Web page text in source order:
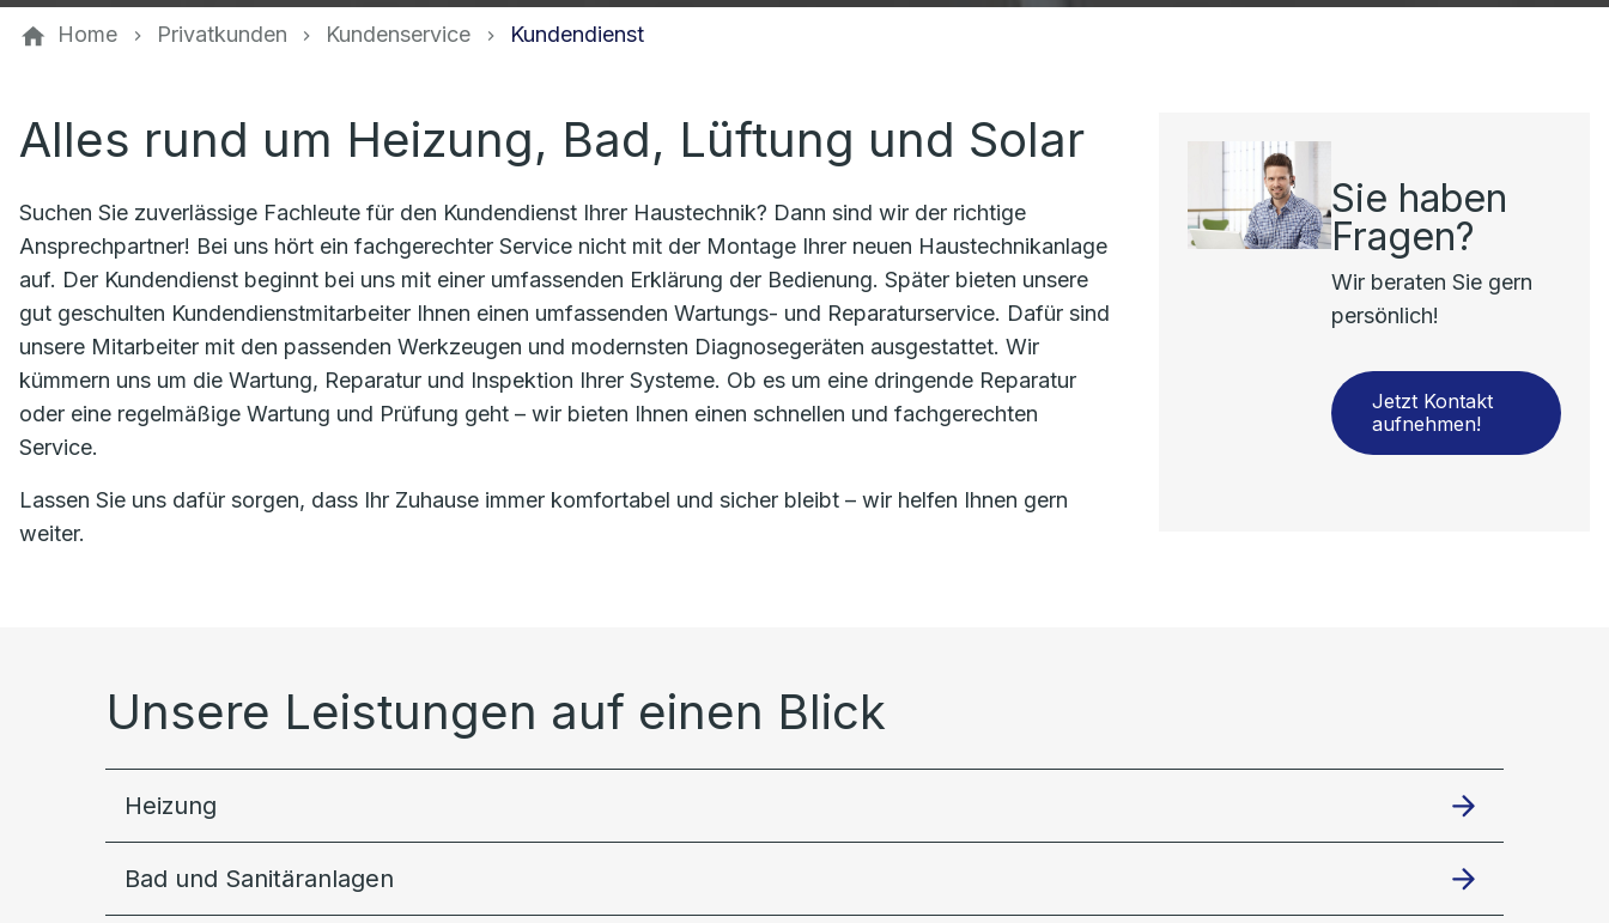
Home Privatkunden Kundenservice Kundendienst
Alles rund um Heizung, Bad, Lüftung und Solar
Suchen Sie zuverlässige Fachleute für den Kundendienst Ihrer Haustechnik? Dann sind wir der richtige
Ansprechpartner! Bei uns hört ein fachgerechter Service nicht mit der Montage Ihrer neuen Haustechnikanlage
auf. Der Kundendienst beginnt bei uns mit einer umfassenden Erklärung der Bedienung. Später bieten unsere
gut geschulten Kundendienstmitarbeiter Ihnen einen umfassenden Wartungs- und Reparaturservice. Dafür sind
unsere Mitarbeiter mit den passenden Werkzeugen und modernsten Diagnosegeräten ausgestattet. Wir
kümmern uns um die Wartung, Reparatur und Inspektion Ihrer Systeme. Ob es um eine dringende Reparatur
oder eine regelmäßige Wartung und Prüfung geht – wir bieten Ihnen einen schnellen und fachgerechten
Service.
Lassen Sie uns dafür sorgen, dass Ihr Zuhause immer komfortabel und sicher bleibt – wir helfen Ihnen gern
weiter.
Sie haben
Fragen?
Wir beraten Sie gern
persönlich!
Jetzt Kontakt
aufnehmen!
Unsere Leistungen auf einen Blick
Heizung
Bad und Sanitäranlagen